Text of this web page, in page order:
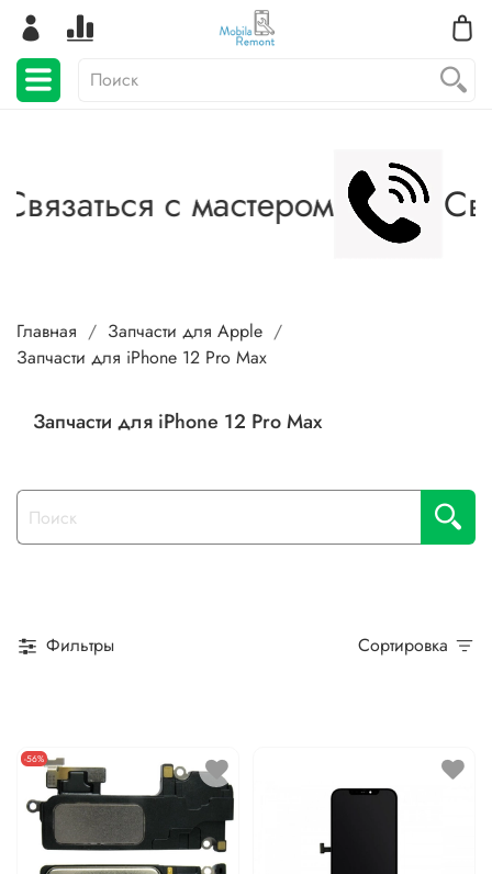
с мастером
Главная
Запчасти для Apple
Запчасти для iPhone 12 Pro Max
Запчасти для iPhone 12 Pro Max
Фильтры Сортировка
-56%